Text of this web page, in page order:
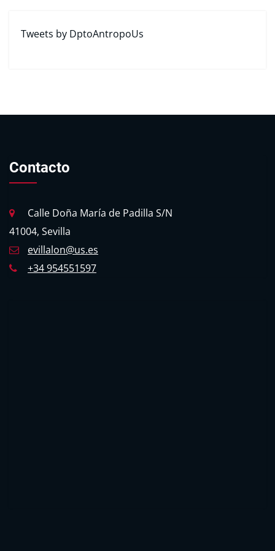
Tweets by DptoAntropoUs
Contacto
Calle Doña María de Padilla S/N
41004, Sevilla
evillalon@us.es
+34 954551597